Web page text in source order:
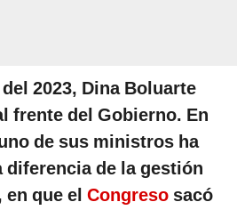
2023, Dina Boluarte
frente del Gobierno. En
de sus ministros ha
diferencia de la gestión
que el Congreso sacó